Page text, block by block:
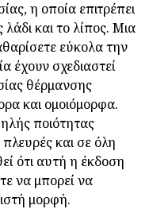
η οποία επιτρέπει
και το λίπος. Μια
εύκολα την
έχουν σχεδιαστεί
θέρμανσης
και ομοιόμορφα.
ποιότητας
και σε όλη
ότι αυτή η έκδοση
να μπορεί να
μορφή.